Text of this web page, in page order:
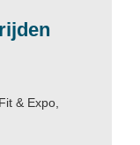
& Expo,